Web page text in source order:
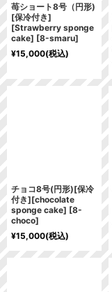
苺ショート8号（円形)
[保冷付き]
[Strawberry sponge
cake] [8-smaru]
¥15,000(税込)
チョコ8号(円形)[保冷
付き][chocolate
sponge cake] [8-
choco]
¥15,000(税込)